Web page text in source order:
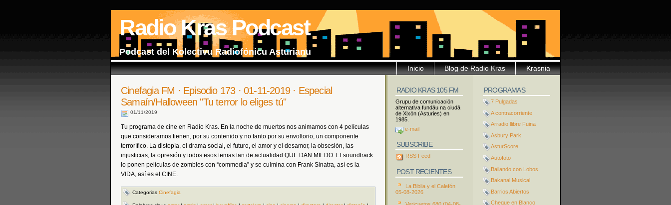
Radio Kras Podcast
Podcast del Kolectivu Radiofónicu Asturianu
Krasnia
Blog de Radio Kras
Inicio
Cinefagia FM · Episodio 173 · 01-11-2019 · Especial
Samaín/Halloween "Tu terror lo eliges tú"
01/11/2019
Tu programa de cine en Radio Kras. En la noche de muertos nos animamos con 4 películas
que consideramos tienen, por su contenido y no tanto por su envoltorio, un componente
terrorífico. La distopía, el drama social, el futuro, el amor y el desamor, la obsesión, las
injusticias, la opresión y todos esos temas tan de actualidad QUE DAN MIEDO. El soundtrack
lo ponen películas de zombies con “commedia” y se culmina con Frank Sinatra, así es la
VIDA, así es el CINE.
Categorias Cinefagia
PROGRAMAS
7 Pulgadas
A contracorriente
Arradio llibre Fuina
Asbury Park
AsturScore
Autofoto
Bailando con Lobos
Bakanal Musical
Barrios Abiertos
Cheque en Blanco
RADIO KRAS 105 FM
Grupu de comunicación
alternativa fundáu na ciudá
de Xixón (Asturies) en
1985.
e-mail
SUBSCRIBE
RSS Feed
POST RECIENTES
La Biblia y el Calefón
05-08-2026